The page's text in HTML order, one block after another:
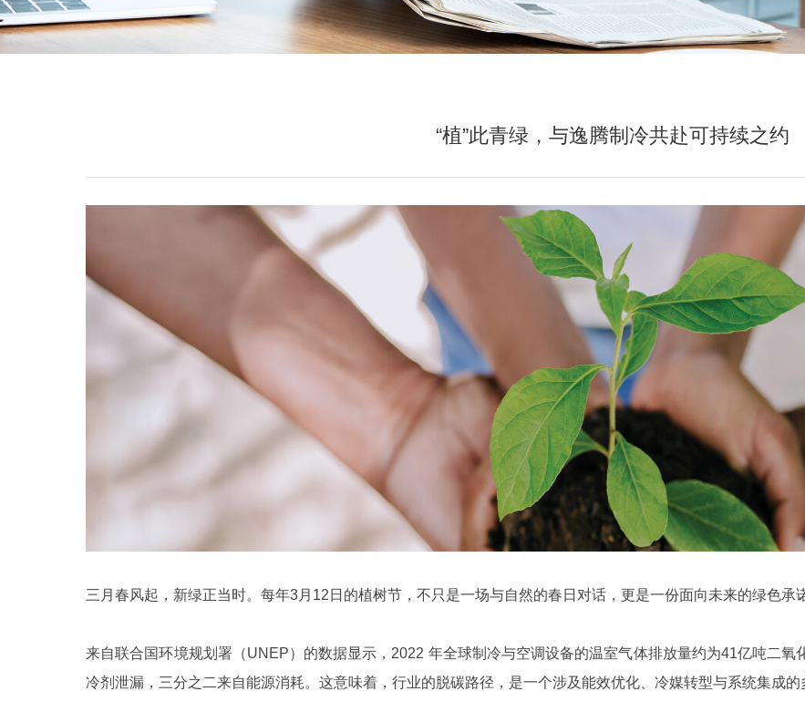
“植”此青绿，与逸腾制冷共赴可持续之约
三月春风起，新绿正当时。每年3月12日的植树节，不只是一场与自然的春日对话，更是一份面向未来的绿色承
来自联合国环境规划署（UNEP）的数据显示，2022 年全球制冷与空调设备的温室气体排放量约为41亿吨二氧
冷剂泄漏，三分之二来自能源消耗。这意味着，行业的脱碳路径，是一个涉及能效优化、冷媒转型与系统集成的